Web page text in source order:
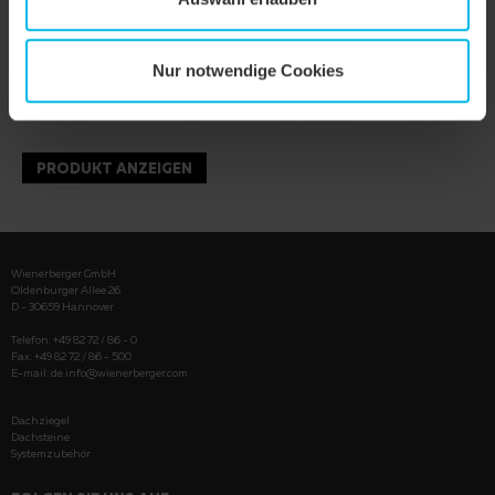
Nur notwendige Cookies
PRODUKT ANZEIGEN
Wienerberger GmbH
Oldenburger Allee 26
D - 30659 Hannover
Telefon: +49 82 72 / 86 - 0
Fax: +49 82 72 / 86 - 500
E-mail: de.info@wienerberger.com
Dachziegel
Dachsteine
Systemzubehör